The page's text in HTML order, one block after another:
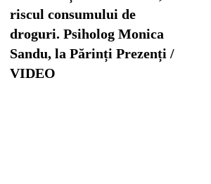
riscul consumului de
droguri. Psiholog Monica
Sandu, la Părinți Prezenți /
VIDEO